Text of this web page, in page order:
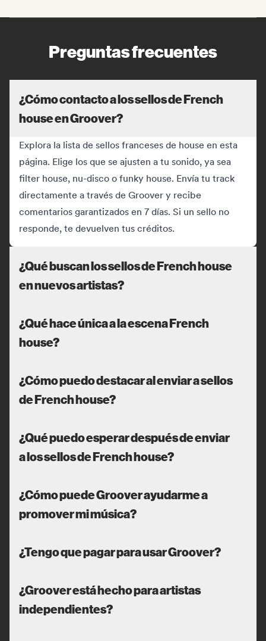
Preguntas frecuentes
¿Cómo contacto a los sellos de French
house en Groover?
Explora la lista de sellos franceses de house en esta
página. Elige los que se ajusten a tu sonido, ya sea
filter house, nu-disco o funky house. Envía tu track
directamente a través de Groover y recibe
comentarios garantizados en 7 días. Si un sello no
responde, te devuelven tus créditos.
¿Qué buscan los sellos de French house
en nuevos artistas?
¿Qué hace única a la escena French
house?
¿Cómo puedo destacar al enviar a sellos
de French house?
¿Qué puedo esperar después de enviar
a los sellos de French house?
¿Cómo puede Groover ayudarme a
promover mi música?
¿Tengo que pagar para usar Groover?
¿Groover está hecho para artistas
independientes?